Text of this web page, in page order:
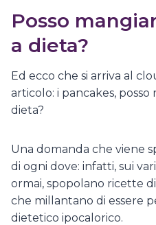
Posso
a dieta?
Ed ecco che si arriva al
articolo: i pancakes,
dieta?
Una domanda che viene
di ogni dove: infatti, sui
ormai, spopolano ricette di
che millantano di essere
dietetico ipocalorico.